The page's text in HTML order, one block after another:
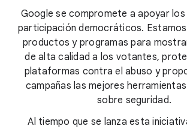
Google se compromete a apoyar
participación democráticos.
productos y programas para
de alta calidad a los votantes,
plataformas contra el abuso y
campañas las mejores
sobre seguridad.
Al tiempo que se lanza esta